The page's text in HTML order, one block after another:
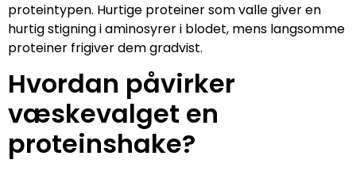
proteintypen. Hurtige proteiner som valle giver en
hurtig stigning i aminosyrer i blodet, mens langsomme
proteiner frigiver dem gradvist.
Hvordan påvirker
væskevalget en
proteinshake?